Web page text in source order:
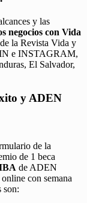
y las
negocios con Vida
la Revista Vida y
e INSTAGRAM,
El Salvador,
y ADEN
de la
de 1 beca
de ADEN
con semana
son: